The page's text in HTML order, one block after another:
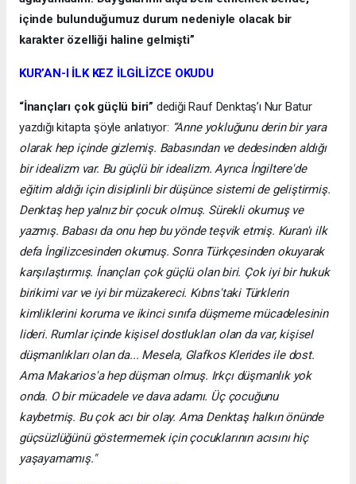
içinde bulunduğumuz durum nedeniyle olacak bir
karakter özelliği haline gelmişti”
KUR’AN-I İLK KEZ İLGİLİZCE OKUDU
“İnançları çok güçlü biri” dediği Rauf Denktaş’ı Nur Batur
yazdığı kitapta şöyle anlatıyor: “Anne yokluğunu derin bir yara
olarak hep içinde gizlemiş. Babasından ve dedesinden aldığı
bir idealizm var. Bu güçlü bir idealizm. Ayrıca İngiltere'de
eğitim aldığı için disiplinli bir düşünce sistemi de geliştirmiş.
Denktaş hep yalnız bir çocuk olmuş. Sürekli okumuş ve
yazmış. Babası da onu hep bu yönde teşvik etmiş. Kuran'ı ilk
defa İngilizcesinden okumuş. Sonra Türkçesinden okuyarak
karşılaştırmış. İnançları çok güçlü olan biri. Çok iyi bir hukuk
birikimi var ve iyi bir müzakereci. Kıbrıs'taki Türklerin
kimliklerini koruma ve ikinci sınıfa düşmeme mücadelesinin
lideri. Rumlar içinde kişisel dostlukları olan da var, kişisel
düşmanlıkları olan da... Mesela, Glafkos Klerides ile dost.
Ama Makarios'a hep düşman olmuş. Irkçı düşmanlık yok
onda. O bir mücadele ve dava adamı. Üç çocuğunu
kaybetmiş. Bu çok acı bir olay. Ama Denktaş halkın önünde
güçsüzlüğünü göstermemek için çocuklarının acısını hiç
yaşayamamış."